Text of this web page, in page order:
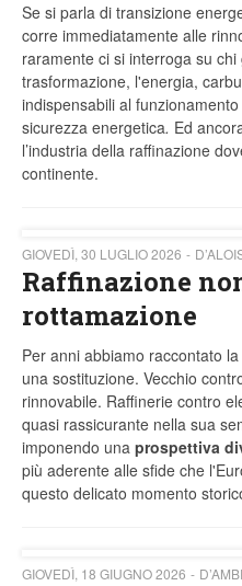
Se si parla di transizione
corre immediatamente alle
raramente ci si interroga su
trasformazione, l'energia,
indispensabili al
sicurezza energetica. Ed
l’industria della raffinazione
continente.
GIOVEDÌ, 30 LUGLIO 2026
Raffinazione
rottamazione
Per anni abbiamo raccontato
una sostituzione. Vecchio
rinnovabile. Raffinerie contro
quasi rassicurante nella sua
imponendo una prospettiva
più aderente alle sfide che
questo delicato momento
GIOVEDÌ, 18 GIUGNO 2026